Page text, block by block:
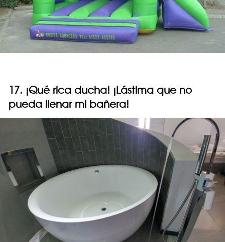
17. ¡Qué rica ducha! ¡Lástima que no
pueda llenar mi bañera!